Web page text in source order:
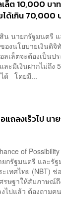
ล็ต 10,000 บา
ด้เกิน 70,000
น นายกรัฐมนตรี
งนโยบายเงินดิจิ
ลเล็ตจะต้องเป็น
ละมีเงินฝากไม่ถึง
ได้ โดยมี...
ถลงเร็วไป นา
of
กรัฐมนตรี และรัฐ
เทศไทย (NBT)
รษฐาให้สัมภาษณ์
ไปแล้ว ต้องถามค